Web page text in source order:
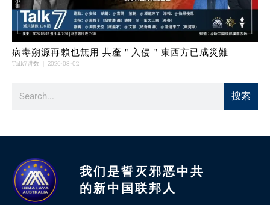
病毒朔源再賴也無用 共產＂入侵＂東西方已成災難
Talk7讲数 2026-08-02
搜索
我们是誓灭邪恶中共
的新中国联邦人​